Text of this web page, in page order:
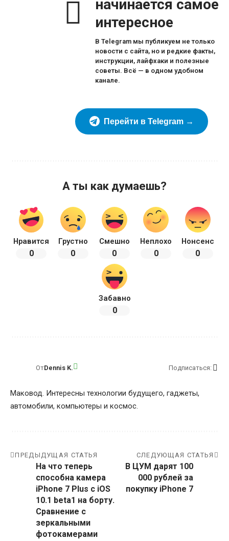
начинается самое
интересное
В Telegram мы публикуем не только
новости с сайта, но и редкие факты,
инструкции, лайфхаки и полезные
советы. Всё — в одном удобном
канале.
Перейти в Telegram →
А ты как думаешь?
Нравится
0
Грустно
0
Смешно
0
Неплохо
0
Нонсенс
0
Забавно
0
ОтDennis K. Подписаться:
Маковод. Интересны технологии будущего, гаджеты,
автомобили, компьютеры и космос.
ПРЕДЫДУЩАЯ СТАТЬЯ
На что теперь
способна камера
iPhone 7 Plus с iOS
10.1 beta1 на борту.
Сравнение с
зеркальными
фотокамерами
СЛЕДУЮЩАЯ СТАТЬЯ
В ЦУМ дарят 100
000 рублей за
покупку iPhone 7